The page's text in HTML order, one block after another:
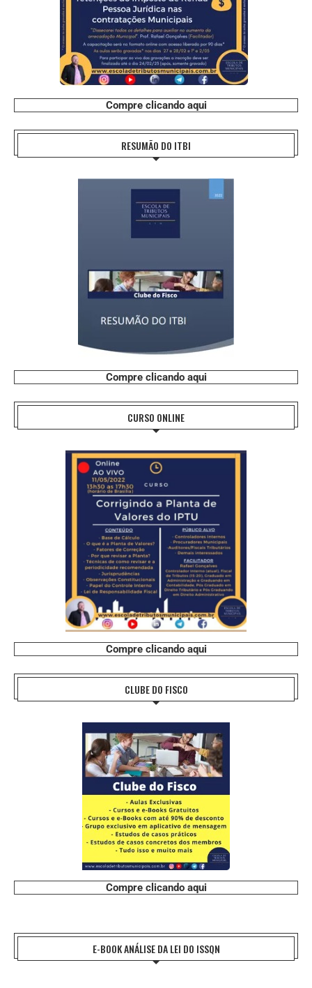
Compre clicando aqui
RESUMÃO DO ITBI
Compre clicando aqui
CURSO ONLINE
Compre clicando aqui
CLUBE DO FISCO
Compre clicando aqui
E-BOOK ANÁLISE DA LEI DO ISSQN